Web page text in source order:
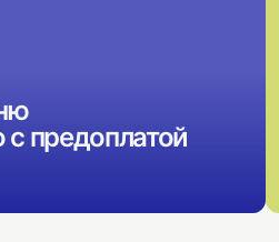
с предоплатой